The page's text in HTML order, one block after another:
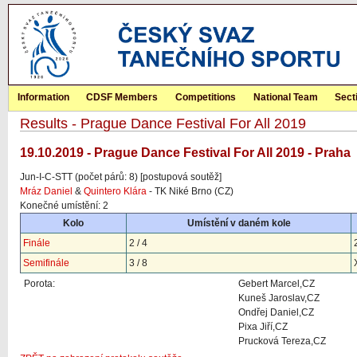
Information CDSF Members Competitions National Team
Results - Prague Dance Festival For All 2019
19.10.2019 - Prague Dance Festival For All 2019 - Praha
Jun-I-C-STT (počet párů: 8) [postupová soutěž]
Mráz Daniel & Quintero Klára - TK Niké Brno (CZ)
Konečné umístění: 2
Kolo
Umístění v daném kole
Finále
2 / 4
Semifinále
3 / 8
Porota:
Gebert Marcel,CZ
Kuneš Jaroslav,CZ
Ondřej Daniel,CZ
Pixa Jiří,CZ
Prucková Tereza,CZ